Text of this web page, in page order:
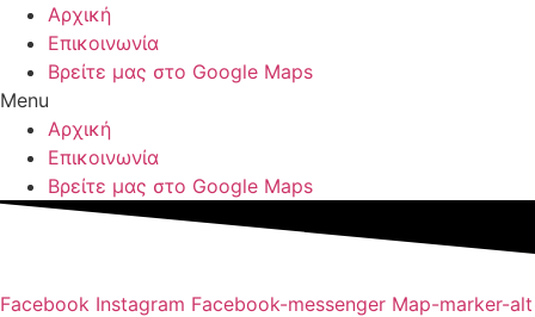
Αρχική
Επικοινωνία
Βρείτε μας στο Google Maps
Menu
Αρχική
Επικοινωνία
Βρείτε μας στο Google Maps
Facebook Instagram Facebook-messenger Map-marker-alt